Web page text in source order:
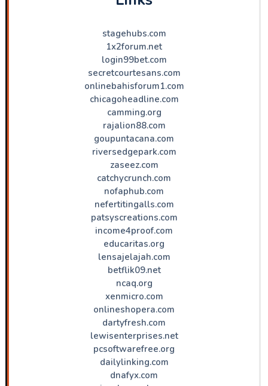
stagehubs.com
1x2forum.net
login99bet.com
secretcourtesans.com
onlinebahisforum1.com
chicagoheadline.com
camming.org
rajalion88.com
goupuntacana.com
riversedgepark.com
zaseez.com
catchycrunch.com
nofaphub.com
nefertitingalls.com
patsyscreations.com
income4proof.com
educaritas.org
lensajelajah.com
betflik09.net
ncaq.org
xenmicro.com
onlineshopera.com
dartyfresh.com
lewisenterprises.net
pcsoftwarefree.org
dailylinking.com
dnafyx.com